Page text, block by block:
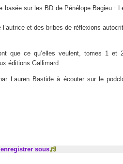
to
or
volume.
basée sur les BD de Pénélope Bagieu :
et des bribes de réflexions
que ce qu’elles veulent, tomes 1 et
éditions Gallimard
Lauren Bastide à écouter sur le
sous